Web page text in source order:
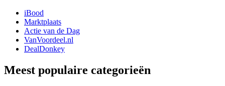
iBood
Marktplaats
Actie van de Dag
VanVoordeel.nl
DealDonkey
Meest populaire categorieën